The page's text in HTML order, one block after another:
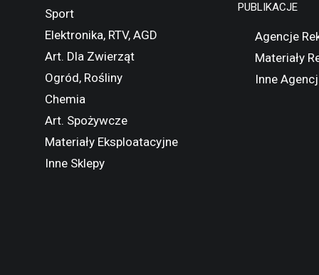
Sport
Elektronika, RTV, AGD
Art. Dla Zwierząt
Ogród, Rośliny
Chemia
Art. Spożywcze
Materiały Eksploatacyjne
Inne Sklepy
PUBLIKACJE
Agencje
Materiały
Inne